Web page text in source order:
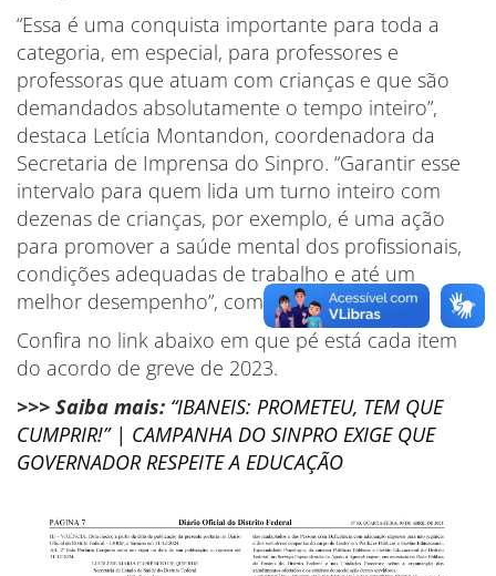
“Essa é uma conquista importante para toda a
categoria, em especial, para professores e
professoras que atuam com crianças e que são
demandados absolutamente o tempo inteiro”,
destaca Letícia Montandon, coordenadora da
Secretaria de Imprensa do Sinpro. “Garantir esse
intervalo para quem lida um turno inteiro com
dezenas de crianças, por exemplo, é uma ação
para promover a saúde mental dos profissionais,
condições adequadas de trabalho e até um
melhor desempenho”, completa ela.
Confira no link abaixo em que pé está cada item
do acordo de greve de 2023.
>>> Saiba mais: “IBANEIS: PROMETEU, TEM QUE
CUMPRIR!” | CAMPANHA DO SINPRO EXIGE QUE
GOVERNADOR RESPEITE A EDUCAÇÃO